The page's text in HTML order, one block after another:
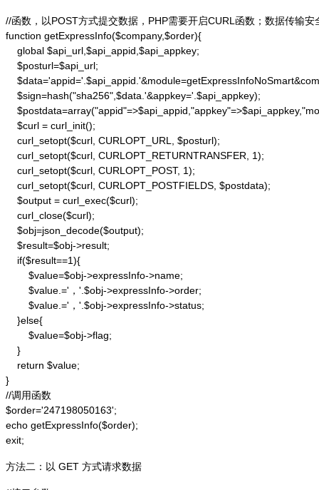
//函数，以POST方式提交数据，PHP需要开启CURL函数；数据传输安
function getExpressInfo($company,$order){
    global $api_url,$api_appid,$api_appkey;
    $posturl=$api_url;
    $sign=hash("sha256",$data.'&appkey='.$api_appkey);
    $curl = curl_init();
    curl_setopt($curl, CURLOPT_URL, $posturl);
    curl_setopt($curl, CURLOPT_RETURNTRANSFER, 1);
    curl_setopt($curl, CURLOPT_POST, 1);
    curl_setopt($curl, CURLOPT_POSTFIELDS, $postdata);
    $output = curl_exec($curl);
    curl_close($curl);
    $obj=json_decode($output);
    $result=$obj->result;
    if($result==1){
        $value=$obj->expressInfo->name;
        $value.='，'.$obj->expressInfo->order;
        $value.='，'.$obj->expressInfo->status;
    }else{
        $value=$obj->flag;
    }
    return $value;
}
//调用函数
$order='247198050163';
echo getExpressInfo($order);
exit;
方法二：以 GET 方式请求数据